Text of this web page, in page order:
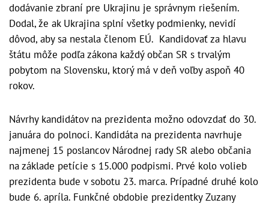
dodávanie zbraní pre Ukrajinu je správnym riešením.
Dodal, že ak Ukrajina splní všetky podmienky, nevidí
dôvod, aby sa nestala členom EÚ. Kandidovať za hlavu
štátu môže podľa zákona každý občan SR s trvalým
pobytom na Slovensku, ktorý má v deň voľby aspoň 40
rokov.
Návrhy kandidátov na prezidenta možno odovzdať do 30.
januára do polnoci. Kandidáta na prezidenta navrhuje
najmenej 15 poslancov Národnej rady SR alebo občania
na základe petície s 15.000 podpismi. Prvé kolo volieb
prezidenta bude v sobotu 23. marca. Prípadné druhé kolo
bude 6. apríla. Funkčné obdobie prezidentky Zuzany